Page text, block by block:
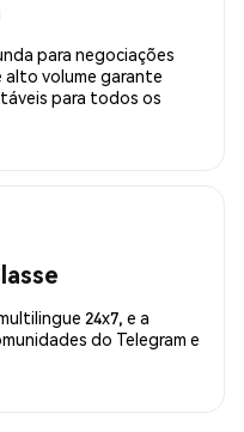
para negociações
volume garante
para todos os
24x7, e a
do Telegram e